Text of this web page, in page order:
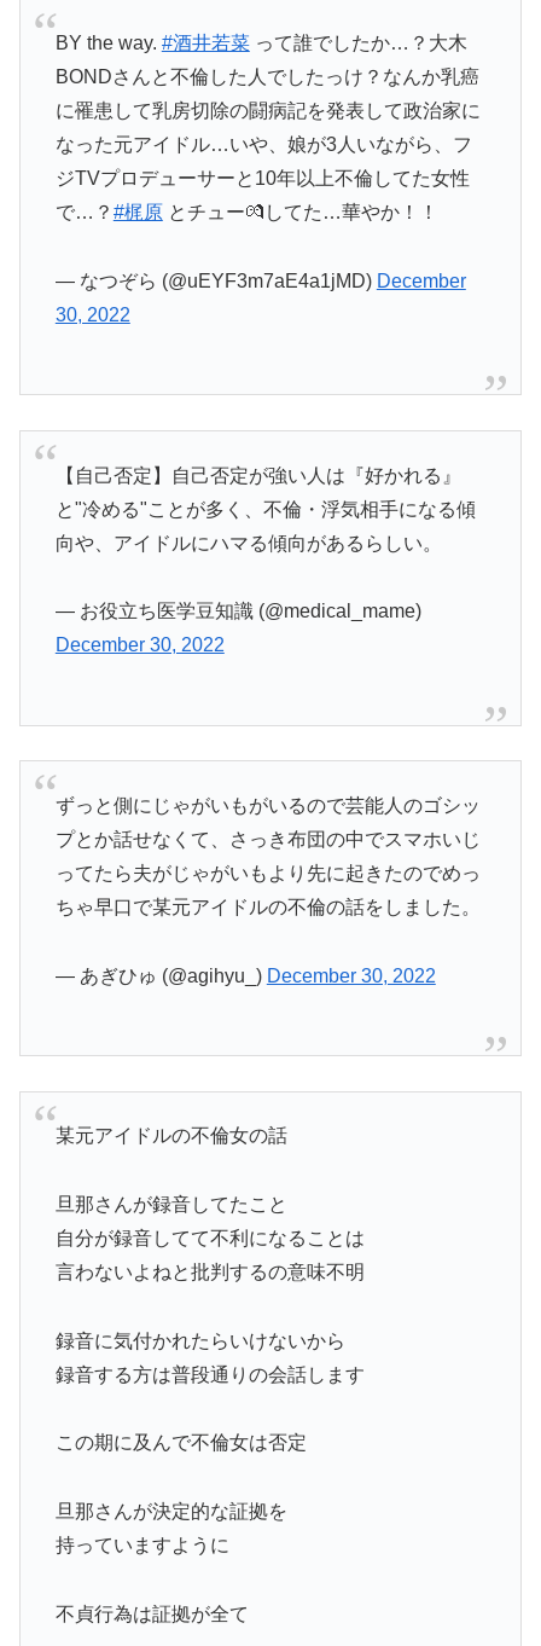
BY the way. #酒井若菜って誰でしたか…？大木
BONDさんと不倫した人でしたっけ？なんか乳癌
に罹患して乳房切除の闘病記を発表して政治家に
なった元アイドル…いや、娘が3人いながら、フ
ジTVプロデューサーと10年以上不倫してた女性
で…？ #梶原とチュー💏してた…華やか！！
— なつぞら (@uEYF3m7aE4a1jMD) December
30, 2022
【自己否定】自己否定が強い人は『好かれる』
と"冷める"ことが多く、不倫・浮気相手になる傾
向や、アイドルにハマる傾向があるらしい。
— お役立ち医学豆知識 (@medical_mame)
December 30, 2022
ずっと側にじゃがいもがいるので芸能人のゴシッ
プとか話せなくて、さっき布団の中でスマホいじ
ってたら夫がじゃがいもより先に起きたのでめっ
ちゃ早口で某元アイドルの不倫の話をしました。
— あぎひゅ (@agihyu_) December 30, 2022
某元アイドルの不倫女の話
旦那さんが録音してたこと
自分が録音してて不利になることは
言わないよねと批判するの意味不明
録音に気付かれたらいけないから
録音する方は普段通りの会話します
この期に及んで不倫女は否定
旦那さんが決定的な証拠を
持っていますように
不貞行為は証拠が全て